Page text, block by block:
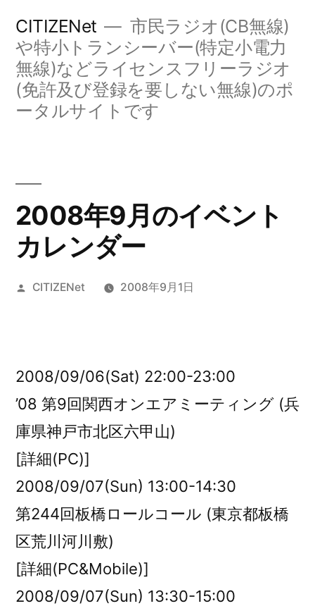
CITIZENet
市民ラジオ(CB無線)
や特小トランシーバー(特定小電力
無線)などライセンスフリーラジオ
(免許及び登録を要しない無線)のポ
ータルサイトです
2008年9月のイベント
カレンダー
投
CITIZENet 2008年9月1日
2008/09/06(Sat) 22:00-23:00
’08 第9回関西オンエアミーティング (兵
庫県神戸市北区六甲山)
[詳細(PC)]
2008/09/07(Sun) 13:00-14:30
第244回板橋ロールコール (東京都板橋
区荒川河川敷)
[詳細(PC&Mobile)]
2008/09/07(Sun) 13:30-15:00